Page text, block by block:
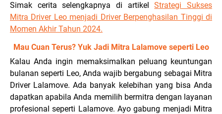
Simak cerita selengkapnya di artikelStrategi Sukses
Mitra Driver Leo menjadi Driver Berpenghasilan Tinggi di
Momen Akhir Tahun 2024.
Mau Cuan Terus? Yuk Jadi Mitra Lalamove seperti Leo
Kalau Anda ingin memaksimalkan peluang keuntungan
bulanan seperti Leo, Anda wajib bergabung sebagai Mitra
Driver Lalamove. Ada banyak kelebihan yang bisa Anda
dapatkan apabila Anda memilih bermitra dengan layanan
profesional seperti Lalamove. Ayo gabung menjadi Mitra